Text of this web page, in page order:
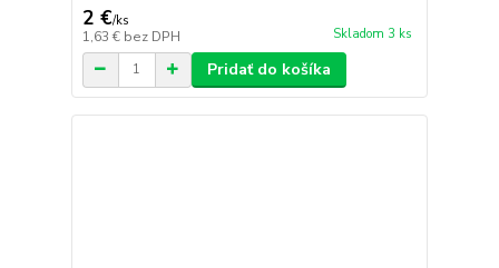
2 €/ks
1,63 € bez DPH Skladom 3 ks
Pridať do košíka